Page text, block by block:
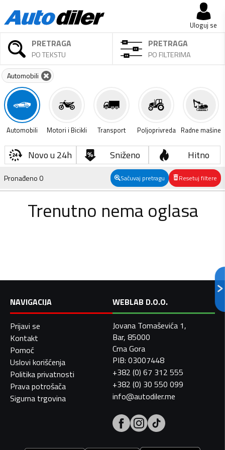
Uloguj se
PRETRAGA
PO TEKSTU
PRETRAGA
PO FILTERIMA
Automobili
Automobili Motori i Bicikli Transport Poljoprivreda Radne mašine
Novo u 24h Sniženo Hitno
Pronađeno0 Sačuvaj pretragu Resetuj filtere
Trenutno nema oglasa
NAVIGACIJA
Prijavi se
Kontakt
Pomoć
Uslovi korišćenja
Politika privatnosti
Prava potrošača
Sigurna trgovina
WEBLAB D.O.O.
Jovana Tomaševića 1,
Bar, 85000
Crna Gora
PIB: 03007448
+382 (0) 67 312 555
+382 (0) 30 550 099
info@autodiler.me